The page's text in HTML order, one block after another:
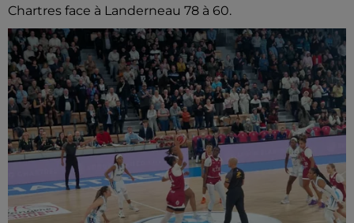
Chartres face à Landerneau 78 à 60.